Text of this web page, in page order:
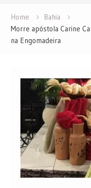
Home
Bahia
Morre apóstola Carine
na Engomadeira